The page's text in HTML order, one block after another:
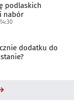
podlaskich
nabór
dodatku do